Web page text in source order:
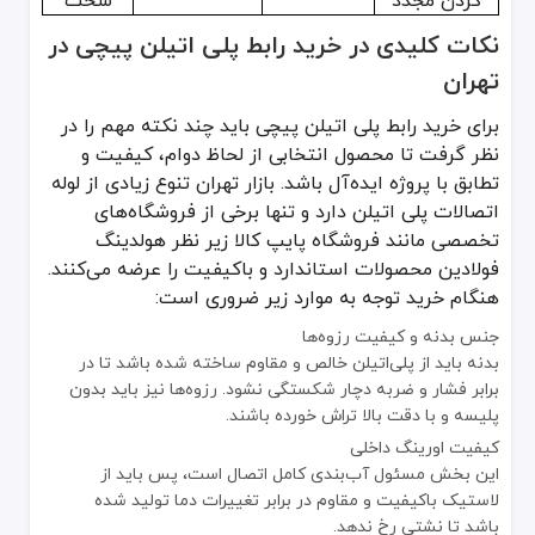
نکات کلیدی در خرید رابط پلی اتیلن پیچی در
تهران
برای خرید رابط پلی اتیلن پیچی باید چند نکته مهم را در
نظر گرفت تا محصول انتخابی از لحاظ دوام، کیفیت و
تطابق با پروژه ایده‌آل باشد. بازار تهران تنوع زیادی از لوله
اتصالات پلی اتیلن دارد و تنها برخی از فروشگاه‌های
تخصصی مانند فروشگاه پایپ کالا زیر نظر هولدینگ
فولادین محصولات استاندارد و باکیفیت را عرضه می‌کنند.
هنگام خرید توجه به موارد زیر ضروری است:
جنس بدنه و کیفیت رزوه‌ها
بدنه باید از پلی‌اتیلن خالص و مقاوم ساخته شده باشد تا در
برابر فشار و ضربه دچار شکستگی نشود. رزوه‌ها نیز باید بدون
پلیسه و با دقت بالا تراش خورده باشند.
کیفیت اورینگ داخلی
این بخش مسئول آب‌بندی کامل اتصال است، پس باید از
لاستیک باکیفیت و مقاوم در برابر تغییرات دما تولید شده
باشد تا نشتی رخ ندهد.